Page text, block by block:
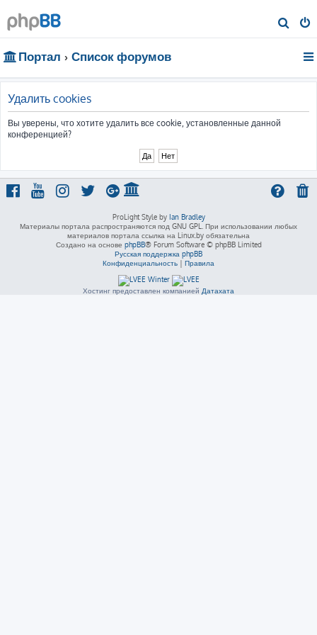
о
Портал Список форумов
Удалить cookies
Вы уверены, что хотите удалить все cookie, установленные данной
конференцией?
ProLight Style by Ian Bradley
Материалы портала распространяются под GNU GPL. При использовании любых
материалов портала ссылка на Linux.by обязательна
Создано на основе phpBB® Forum Software © phpBB Limited
Русская поддержка phpBB
Конфиденциальность | Правила
Хостинг предоставлен компанией Датахата